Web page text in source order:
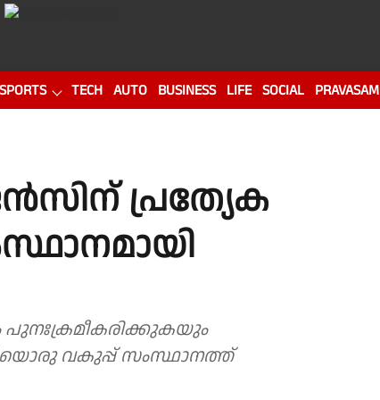
SPORTS TECH AUTO BUSINESS LIFE SOCIAL PRAVASAM
പ്രത്യേക
പുനഃക്രമീകരിക്കുകയും
വകുപ്പ് സംസ്ഥാനത്ത്